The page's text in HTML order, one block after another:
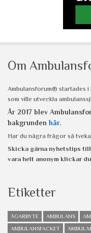
Om
Ambulansforum® startades
som ville utveckla
År 2017 blev
bakgrunden här.
Har du några frågor så
Skicka gärna nyhetstips till
vara helt anonym klickar
Etiketter
ÄGARBYTE AMBULANS
AMBULANSFACKET